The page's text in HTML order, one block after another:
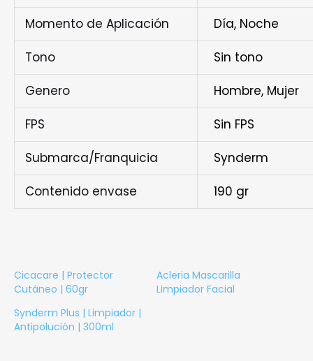
Momento de Aplicación
Día, Noche
Tono
Sin tono
Genero
Hombre, Mujer
FPS
Sin FPS
Submarca/Franquicia
Synderm
Contenido envase
190 gr
Cicacare | Protector
Cutáneo | 60gr
Acleria Mascarilla
Limpiador Facial
Synderm Plus | Limpiador |
Antipolución | 300ml